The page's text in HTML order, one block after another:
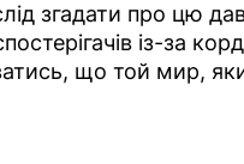
згадати про цю
із-за
що той мир,